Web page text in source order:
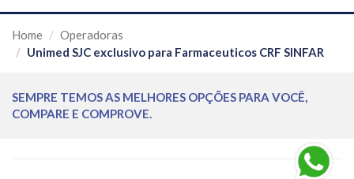
Home
Operadoras
Unimed SJC exclusivo para Farmaceuticos CRF SINFAR
SEMPRE TEMOS AS MELHORES OPÇÕES PARA VOCÊ,
COMPARE E COMPROVE.